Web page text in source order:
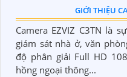
GIỚI THIỆU
Camera EZVIZ C3TN là
giám sát nhà ở, văn
độ phân giải Full HD
hồng ngoại thông...